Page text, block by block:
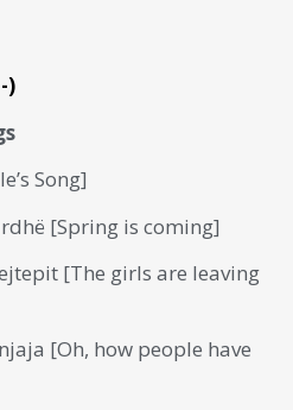
)
Song]
[Spring is coming]
[The girls are leaving
[Oh, how people have